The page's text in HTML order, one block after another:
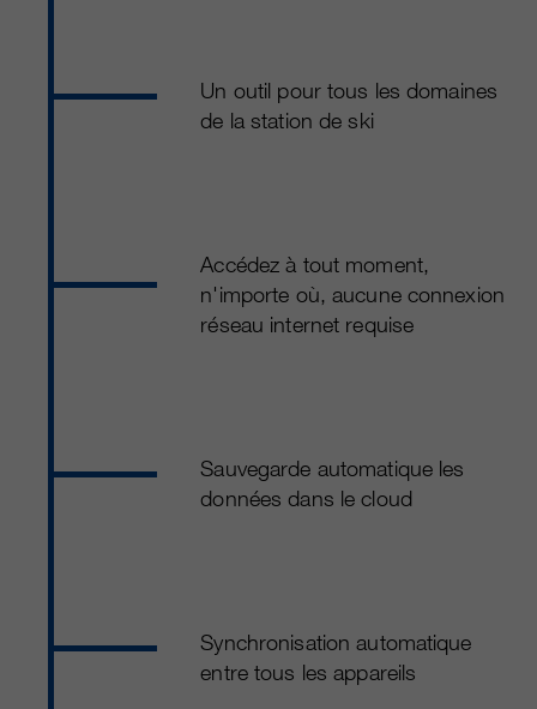
Un outil pour tous les domaines
de la station de ski
Accédez à tout moment,
n'importe où, aucune connexion
réseau internet requise
Sauvegarde automatique les
données dans le cloud
Synchronisation automatique
entre tous les appareils